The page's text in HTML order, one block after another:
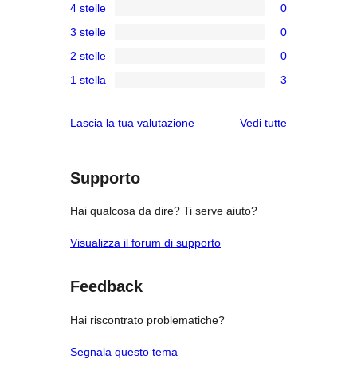
5-
recensioni
a
stelle
recensioni
a
4-
4 stelle 0
recensioni
a
stelle
3 stelle 0
recensioni
2-
2 stelle 0
a
stelle
1 stella 3
Lascia la tua valutazione Vedi tuttele
Supporto
Hai qualcosa da dire? Ti serve aiuto?
Visualizza il forum di supporto
Feedback
Hai riscontrato problematiche?
Segnala questo tema